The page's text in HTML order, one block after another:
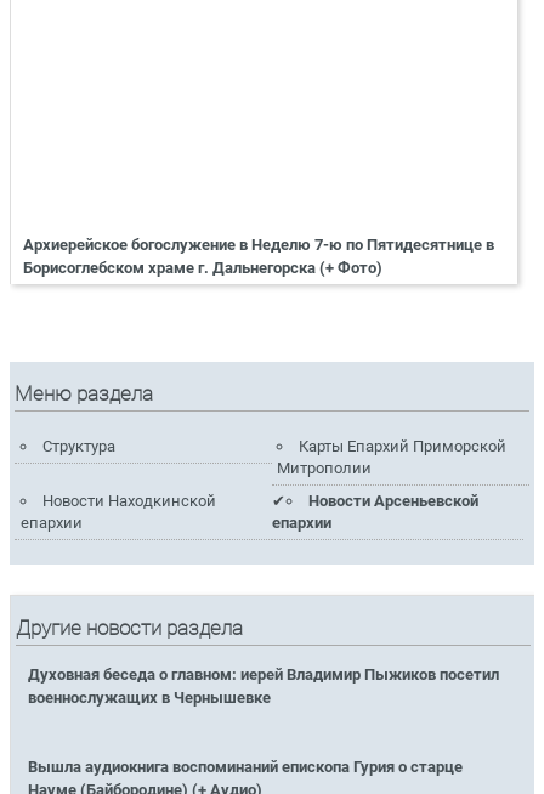
Архиерейское богослужение в Неделю 7-ю по Пятидесятнице в
Борисоглебском храме г. Дальнегорска (+ Фото)
Меню раздела
Структура
Карты Епархий Приморской
Митрополии
Новости Находкинской
епархии
Новости Арсеньевской
епархии
Другие новости раздела
Духовная беседа о главном: иерей Владимир Пыжиков посетил
военнослужащих в Чернышевке
Вышла аудиокнига воспоминаний епископа Гурия о старце
Науме (Байбородине) (+ Аудио)